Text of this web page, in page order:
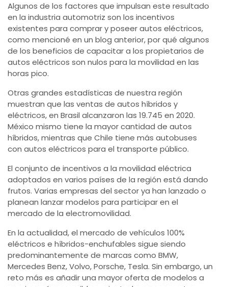
Algunos de los factores que impulsan este resultado
en la industria automotriz son los incentivos
existentes para comprar y poseer autos eléctricos,
como mencioné en un blog anterior, por qué algunos
de los beneficios de capacitar a los propietarios de
autos eléctricos son nulos para la movilidad en las
horas pico.
Otras grandes estadísticas de nuestra región
muestran que las ventas de autos híbridos y
eléctricos, en Brasil alcanzaron las 19.745 en 2020.
México mismo tiene la mayor cantidad de autos
híbridos, mientras que Chile tiene más autobuses
con autos eléctricos para el transporte público.
El conjunto de incentivos a la movilidad eléctrica
adoptados en varios países de la región está dando
frutos. Varias empresas del sector ya han lanzado o
planean lanzar modelos para participar en el
mercado de la electromovilidad.
En la actualidad, el mercado de vehículos 100%
eléctricos e híbridos-enchufables sigue siendo
predominantemente de marcas como BMW,
Mercedes Benz, Volvo, Porsche, Tesla. Sin embargo, un
reto más es añadir una mayor oferta de modelos a